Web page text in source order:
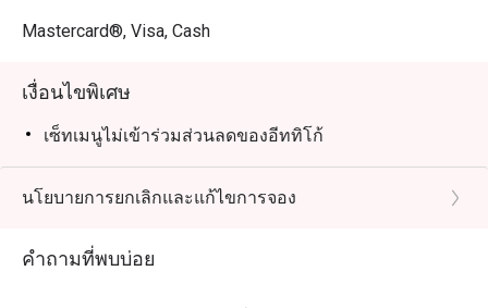
Mastercard®, Visa, Cash
เงื่อนไขพิเศษ
เซ็ทเมนูไม่เข้าร่วมส่วนลดของอีททิโก้
นโยบายการยกเลิกและแก้ไขการจอง
คำถามที่พบบ่อย